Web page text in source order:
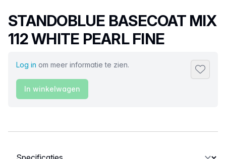
Productnaam
STANDOBLUE BASECOAT MIX
112 WHITE PEARL FINE
Log in om meer informatie te zien.
In winkelwagen
Selecteer een tabblad